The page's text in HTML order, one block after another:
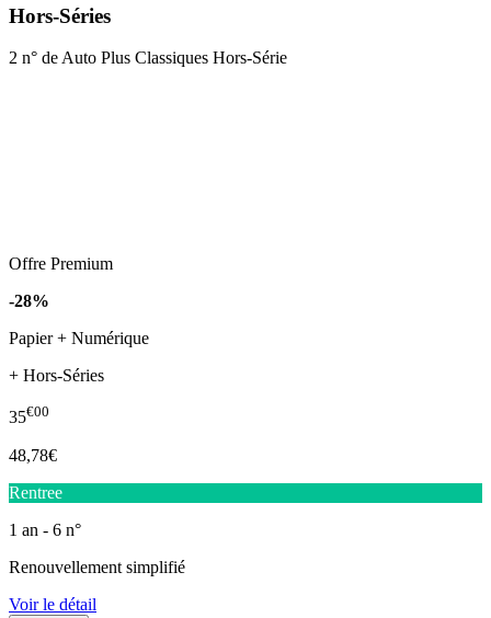
Hors-Séries
2 n° de Auto Plus Classiques Hors-Série
Offre Premium
-28%
Papier + Numérique
+ Hors-Séries
35€00
48,78€
Rentree
1 an - 6 n°
Renouvellement simplifié
Voir le détail